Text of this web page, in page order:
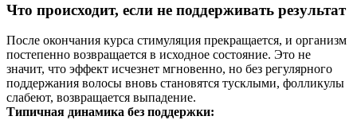
Что происходит, если не поддерживать результат
После окончания курса стимуляция прекращается, и организм
постепенно возвращается в исходное состояние. Это не
значит, что эффект исчезнет мгновенно, но без регулярного
поддержания волосы вновь становятся тусклыми, фолликулы
слабеют, возвращается выпадение.
Типичная динамика без поддержки: